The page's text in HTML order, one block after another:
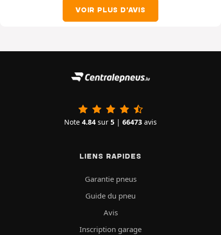
VOIR PLUS D'AVIS
Note 4.84 sur 5 | 66473 avis
LIENS RAPIDES
Garantie pneus
Guide du pneu
Avis
Inscription garage